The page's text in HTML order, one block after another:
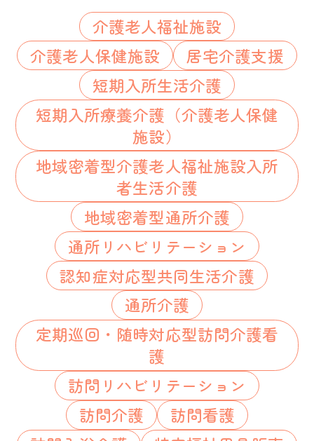
介護老人福祉施設
介護老人保健施設
居宅介護支援
短期入所生活介護
短期入所療養介護（介護老人保健
施設）
地域密着型介護老人福祉施設入所
者生活介護
地域密着型通所介護
通所リハビリテーション
認知症対応型共同生活介護
通所介護
定期巡回・随時対応型訪問介護看
護
訪問リハビリテーション
訪問介護
訪問看護